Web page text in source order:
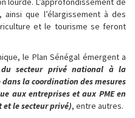
que l’élargissement à des
et le tourisme se feront
le Plan Sénégal émergent a
secteur privé national à la
la coordination des mesures
aux entreprises et aux PME en
le secteur privé), entre autres.